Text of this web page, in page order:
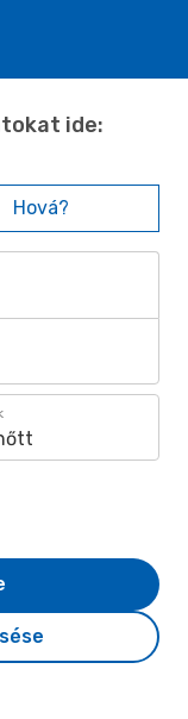
ide:
Hová?